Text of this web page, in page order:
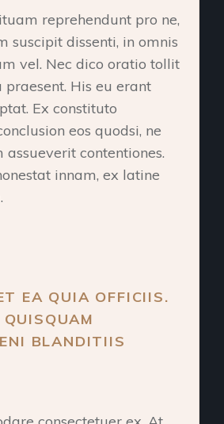
reprehendunt pro ne,
suscipit dissenti, in omnis
vel. Nec dico oratio tollit
praesent. His eu erant
Ex constituto
eos quodsi, ne
contentiones.
innam, ex latine
EA QUIA OFFICIIS.
BLANDITIIS